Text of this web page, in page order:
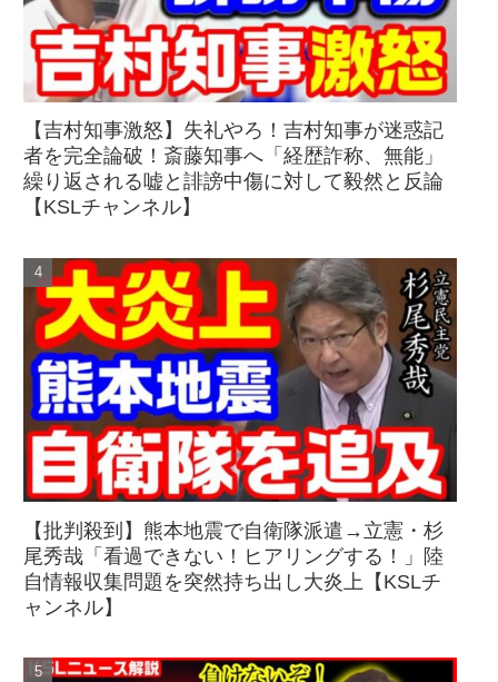
【吉村知事激怒】失礼やろ！吉村知事が迷惑記
者を完全論破！斎藤知事へ「経歴詐称、無能」
繰り返される嘘と誹謗中傷に対して毅然と反論
【KSLチャンネル】
【批判殺到】熊本地震で自衛隊派遣→立憲・杉
尾秀哉「看過できない！ヒアリングする！」陸
自情報収集問題を突然持ち出し大炎上【KSLチ
ャンネル】